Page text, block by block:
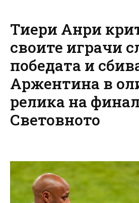
Тиери Анри
своите играчи
победата и
Аржентина в
релика на
Световното